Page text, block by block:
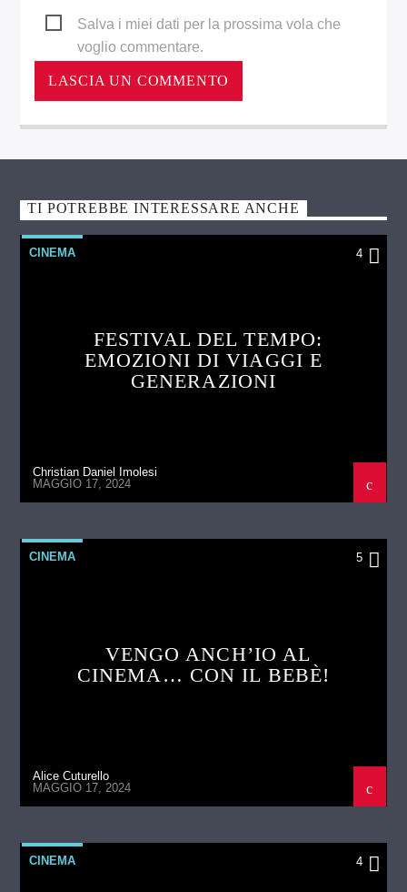
Salva i miei dati per la prossima vola che
voglio commentare.
TI POTREBBE INTERESSARE ANCHE
CINEMA 4
FESTIVAL DEL TEMPO:
EMOZIONI DI VIAGGI E
GENERAZIONI
Christian Daniel Imolesi
MAGGIO 17, 2024
CINEMA 5
VENGO ANCH’IO AL
CINEMA… CON IL BEBÈ!
Alice Cuturello
MAGGIO 17, 2024
CINEMA 4